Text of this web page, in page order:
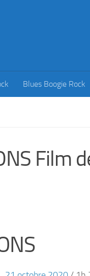
Blues Boogie Rock
Film